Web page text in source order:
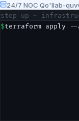
24/7 NOC Qo'llab-
step-up ~
$terraform apply --